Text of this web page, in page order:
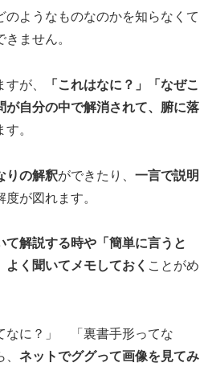
のようなものなのかを知らなくて
ません。
が、
「これはなに？」「なぜこ
が自分の中で解消されて、腑に落
。
りの解釈ができたり、 一言で説明
が図れます。
て解説する時や「簡単に言うと
よく聞いてメモしておく ことがめ
なに？」 「裏書手形ってな
ネットでググって画像を見てみ